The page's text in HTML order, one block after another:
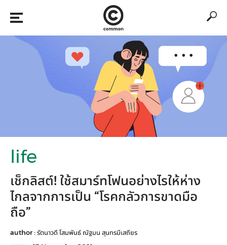
life
เช็กลิสต์! ใช้สมาร์ทโฟนอย่างไรให้ห่าง
ไกลจากการเป็น “โรคกลัวการขาดมือ
ถือ”
author :รัตนาวดี โสมพันธ์ ณัฐมน สุนทรมีเสถียร